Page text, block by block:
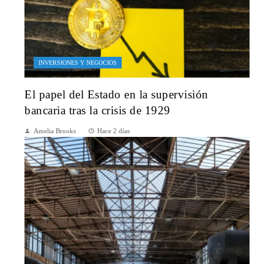
INVERSIONES Y NEGOCIOS
El papel del Estado en la supervisión
bancaria tras la crisis de 1929
Amelia Brooks Hace 2 días